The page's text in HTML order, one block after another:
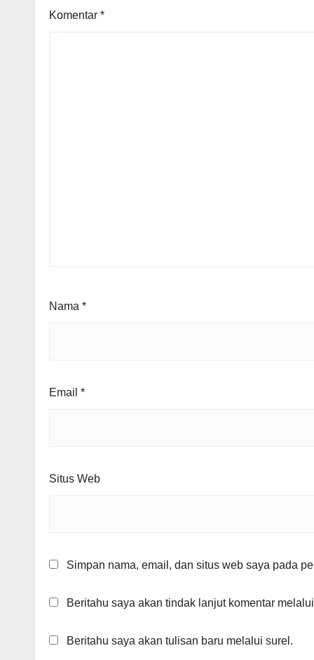
Komentar *
Nama *
Email *
Situs Web
Simpan nama, email, dan situs web saya pada
Beritahu saya akan tindak lanjut komentar
Beritahu saya akan tulisan baru melalui surel.